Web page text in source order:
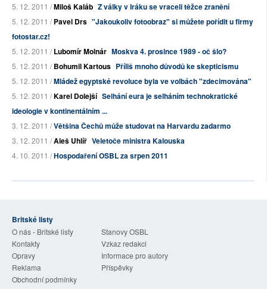
5. 12. 2011 /Miloš Kaláb Z války v Iráku se vraceli těžce zranění
5. 12. 2011 /Pavel Drs "Jakoukoliv fotoobraz" si můžete pořídit u firmy
fotostar.cz!
5. 12. 2011 /Lubomír Molnár Moskva 4. prosince 1989 - oč šlo?
5. 12. 2011 /Bohumil Kartous Příliš mnoho důvodů ke skepticismu
5. 12. 2011 /Mládež egyptské revoluce byla ve volbách "zdecimována"
5. 12. 2011 /Karel Dolejší Selhání eura je selháním technokratické
ideologie v kontinentálním ...
3. 12. 2011 /Většina Čechů může studovat na Harvardu zadarmo
3. 12. 2011 /Aleš Uhlíř Veletoče ministra Kalouska
4. 10. 2011 /Hospodaření OSBL za srpen 2011
Britské listy
O nás - Britské listy
Stanovy OSBL
Kontakty
Vzkaz redakci
Opravy
Informace pro autory
Reklama
Příspěvky
Obchodní podmínky